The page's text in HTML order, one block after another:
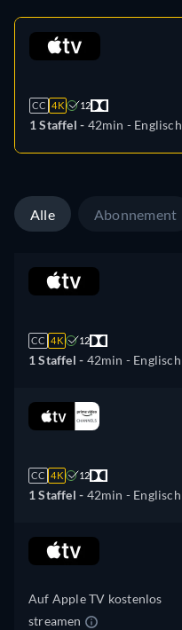
CC 4K 12
1 Staffel - 42min - Englisch
Alle Abonnement
CC 4K 12
1 Staffel - 42min - Englisch
CC 4K 12
1 Staffel - 42min - Englisch
Auf Apple TV kostenlos
streamen